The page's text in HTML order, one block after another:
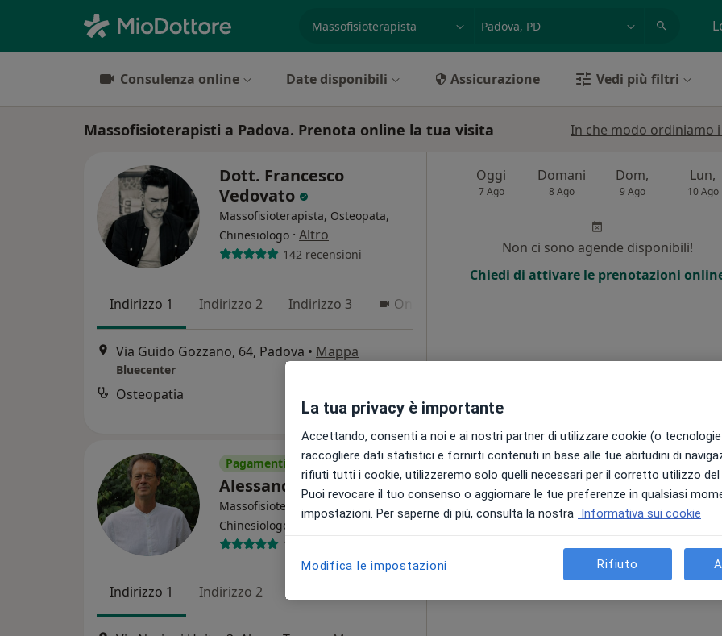
Consulenza online Date disponibili Assicurazione Vedi più filtri
Massofisioterapisti a Padova. Prenota online la tua visita In che modo ordiniamo
Dott. Francesco
Vedovato
Massofisioterapista, Osteopata,
Chinesiologo · Altro
142 recensioni
Indirizzo 1 Indirizzo 2 Indirizzo 3 Online
Via Guido Gozzano, 64, Padova • Mappa
Bluecenter
Osteopatia
Oggi
7 Ago
Domani
8 Ago
Dom,
9 Ago
Lun,
10 Ago
Non ci sono agende disponibili!
Chiedi di attivare le prenotazioni
Pagamenti online
Alessandro Costantini
Massofisioterapista, Osteopata,
Chinesiologo
Altro
10 recensioni
Indirizzo 1 Indirizzo 2
Oggi
7 Ago
Domani
8 Ago
Dom,
9 Ago
Lun,
10 Ago
Chiedi di attivare le prenotazioni
La tua privacy è importante
Accettando, consenti a noi e ai nostri partner di utilizzare cookie (o
raccogliere dati statistici e fornirti contenuti in base alle tue abitudini di
rifiuti tutti i cookie, utilizzeremo solo quelli necessari per il corretto utilizzo
Puoi revocare il tuo consenso o aggiornare le tue preferenze in qualsiasi
impostazioni. Per saperne di più, consulta la nostra Informativa sui cookie
Modifica le impostazioni Rifiuto